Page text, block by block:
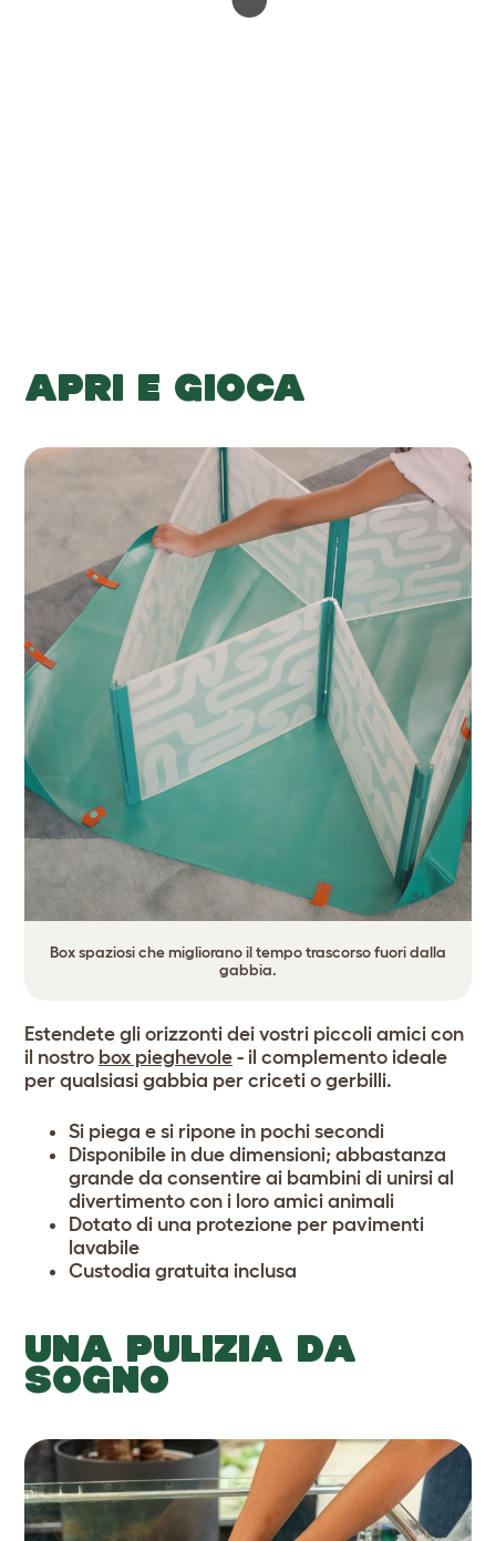
APRI E GIOCA
Box spaziosi che migliorano il tempo trascorso fuori dalla
gabbia.
Estendete gli orizzonti dei vostri piccoli amici con
il nostro box pieghevole - il complemento ideale
per qualsiasi gabbia per criceti o gerbilli.
Si piega e si ripone in pochi secondi
Disponibile in due dimensioni; abbastanza
grande da consentire ai bambini di unirsi al
divertimento con i loro amici animali
Dotato di una protezione per pavimenti
lavabile
Custodia gratuita inclusa
UNA PULIZIA DA
SOGNO